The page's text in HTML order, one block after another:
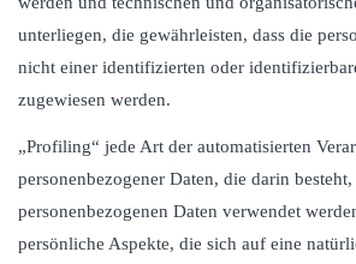
unterliegen, die gewährleisten, dass die
nicht einer identifizierten oder
zugewiesen werden.
„Profiling“ jede Art der automatisierten
personenbezogener Daten, die darin besteht,
personenbezogenen Daten verwendet
persönliche Aspekte, die sich auf eine